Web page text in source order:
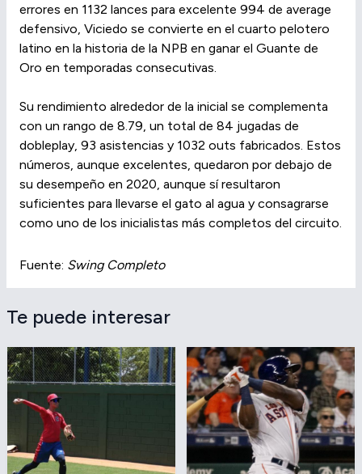
errores en 1132 lances para excelente 994 de average
defensivo, Viciedo se convierte en el cuarto pelotero
latino en la historia de la NPB en ganar el Guante de
Oro en temporadas consecutivas.
Su rendimiento alrededor de la inicial se complementa
con un rango de 8.79, un total de 84 jugadas de
dobleplay, 93 asistencias y 1032 outs fabricados. Estos
números, aunque excelentes, quedaron por debajo de
su desempeño en 2020, aunque sí resultaron
suficientes para llevarse el gato al agua y consagrarse
como uno de los inicialistas más completos del circuito.
Fuente: Swing Completo
Te puede interesar